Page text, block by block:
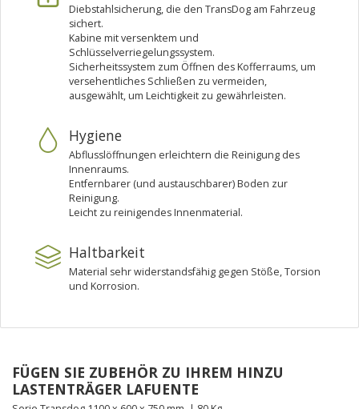
Diebstahlsicherung, die den TransDog am Fahrzeug
sichert.
Kabine mit versenktem und
Schlüsselverriegelungssystem.
Sicherheitssystem zum Öffnen des Kofferraums, um
versehentliches Schließen zu vermeiden,
ausgewählt, um Leichtigkeit zu gewährleisten.
Hygiene
Abflusslöffnungen erleichtern die Reinigung des
Innenraums.
Entfernbarer (und austauschbarer) Boden zur
Reinigung.
Leicht zu reinigendes Innenmaterial.
Haltbarkeit
Material sehr widerstandsfähig gegen Stöße, Torsion
und Korrosion.
FÜGEN SIE ZUBEHÖR ZU IHREM HINZU
LASTENTRÄGER LAFUENTE